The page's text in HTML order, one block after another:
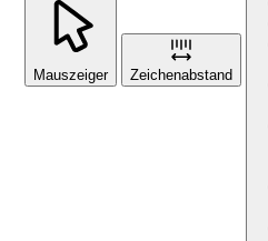
Mauszeiger Zeichenabstand